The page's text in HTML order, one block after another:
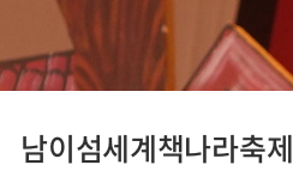
남이섬세계책나라축제